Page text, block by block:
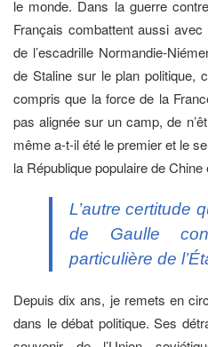
le monde. Dans la guerre
Français combattent aussi avec
de l’escadrille Normandie-
de Staline sur le plan politique,
compris que la force de la
pas alignée sur un camp, de
même a-t-il été le premier et le
la République populaire de Chine
L’autre certitude
de Gaulle
particulière de
Depuis dix ans, je remets en
dans le débat politique. Ses